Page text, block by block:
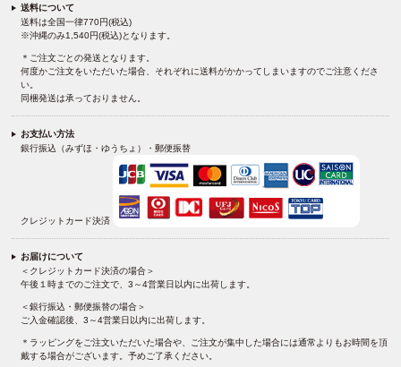
送料について
送料は全国一律770円(税込)
※沖縄のみ1,540円(税込)となります。
＊ご注文ごとの発送となります。
何度かご注文をいただいた場合、それぞれに送料がかかってしまいますのでご注意くださ
い。
同梱発送は承っておりません。
お支払い方法
銀行振込（みずほ・ゆうちょ）・郵便振替
クレジットカード決済
お届けについて
＜クレジットカード決済の場合＞
午後１時までのご注文で、3～4営業日以内に出荷します。
＜銀行振込・郵便振替の場合＞
ご入金確認後、3～4営業日以内に出荷します。
＊ラッピングをご注文いただいた場合や、ご注文が集中した場合には通常よりもお時間を頂
戴する場合がございます。予めご了承ください。